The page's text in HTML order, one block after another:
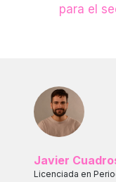
para el
Javier
Licenciada en